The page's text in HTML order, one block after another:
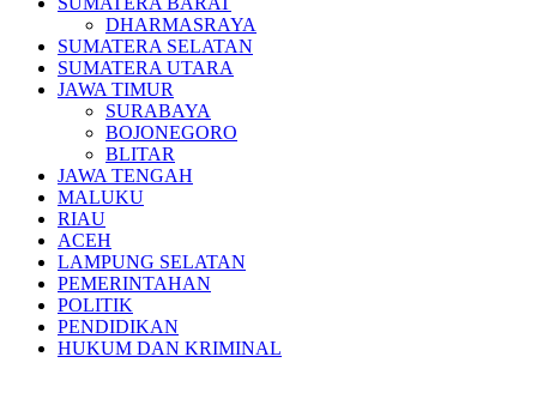
DHARMASRAYA
SUMATERA SELATAN
SUMATERA UTARA
JAWA TIMUR
SURABAYA
BOJONEGORO
BLITAR
JAWA TENGAH
MALUKU
RIAU
ACEH
LAMPUNG SELATAN
PEMERINTAHAN
POLITIK
PENDIDIKAN
HUKUM DAN KRIMINAL